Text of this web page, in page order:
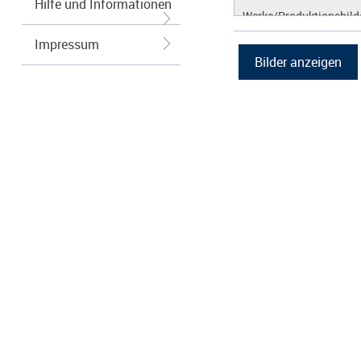
Hilfe und Informationen
Impressum
Werke/
Grafiken